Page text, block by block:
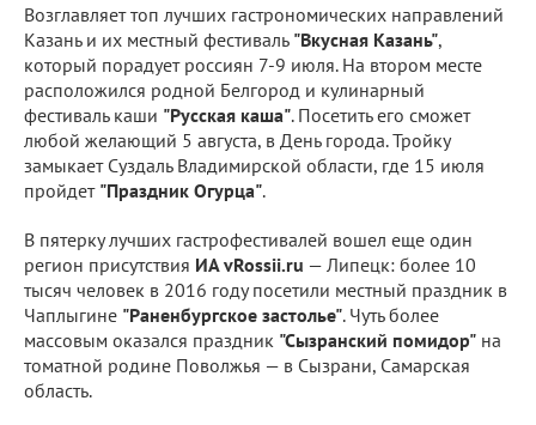
Возглавляет топ лучших гастрономических направлений
Казань и их местный фестиваль "Вкусная Казань",
который порадует россиян 7-9 июля. На втором месте
расположился родной Белгород и кулинарный
фестиваль каши "Русская каша". Посетить его сможет
любой желающий 5 августа, в День города. Тройку
замыкает Суздаль Владимирской области, где 15 июля
пройдет "Праздник Огурца".
В пятерку лучших гастрофестивалей вошел еще один
регион присутствия ИА vRossii.ru — Липецк: более 10
тысяч человек в 2016 году посетили местный праздник в
Чаплыгине "Раненбургское застолье". Чуть более
массовым оказался праздник "Сызранский помидор" на
томатной родине Поволжья — в Сызрани, Самарская
область.